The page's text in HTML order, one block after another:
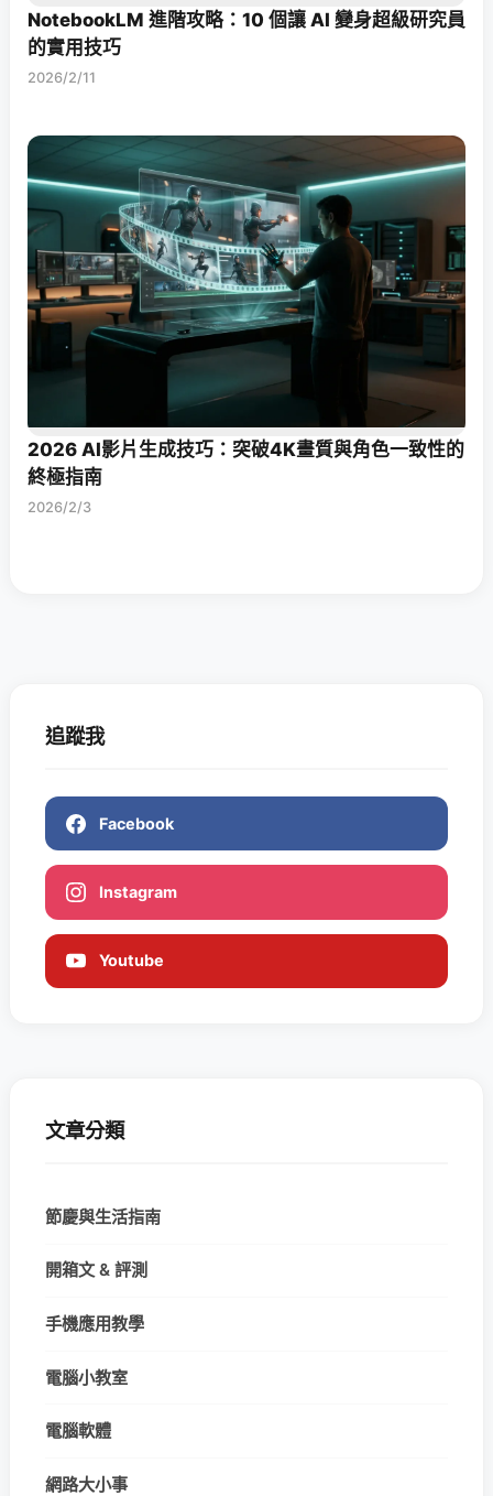
NotebookLM 進階攻略：10 個讓 AI 變身超級研究員
的實用技巧
2026/2/11
2026 AI影片生成技巧：突破4K畫質與角色一致性的
終極指南
2026/2/3
追蹤我
Facebook
Instagram
Youtube
文章分類
節慶與生活指南
開箱文 & 評測
手機應用教學
電腦小教室
電腦軟體
網路大小事